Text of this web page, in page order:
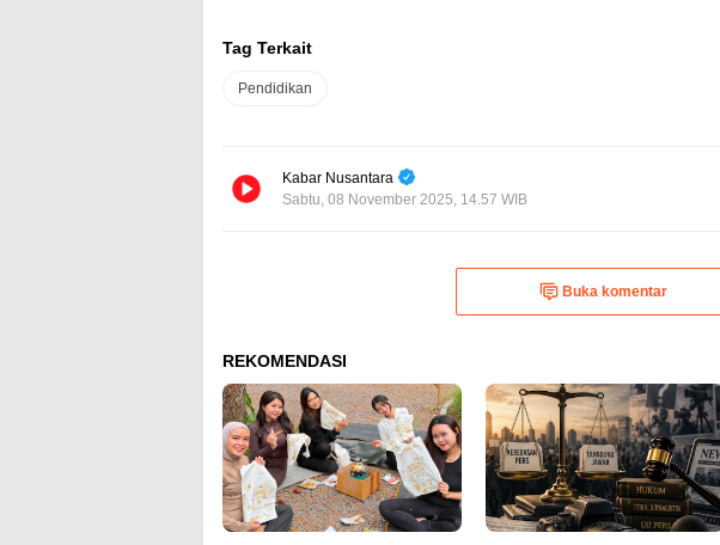
Tag Terkait
Pendidikan
Kabar Nusantara
Sabtu, 08 November 2025, 14.57 WIB
Buka komentar
REKOMENDASI